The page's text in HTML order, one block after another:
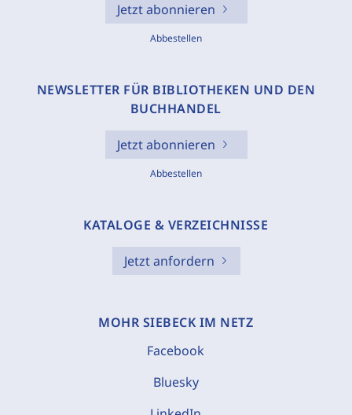
Jetzt abonnieren
Abbestellen
NEWSLETTER FÜR BIBLIOTHEKEN UND DEN
BUCHHANDEL
Jetzt abonnieren
Abbestellen
KATALOGE & VERZEICHNISSE
Jetzt anfordern
MOHR SIEBECK IM NETZ
Facebook
Bluesky